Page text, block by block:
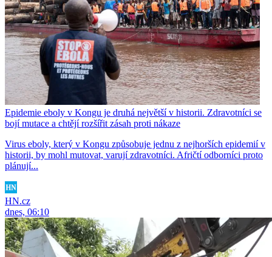
Epidemie eboly v Kongu je druhá největší v historii. Zdravotníci se
bojí mutace a chtějí rozšířit zásah proti nákaze
Virus eboly, který v Kongu způsobuje jednu z nejhorších epidemií v
historii, by mohl mutovat, varují zdravotníci. Afričtí odborníci proto
plánují...
HN.cz
dnes, 06:10